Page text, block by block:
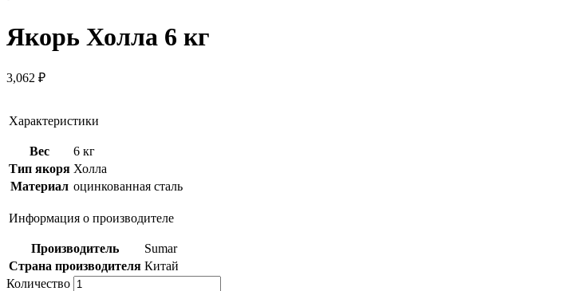
Якорь Холла 6 кг
3,062 ₽
Характеристики
Веc
6 кг
Тип якоря Холла
Материал оцинкованная сталь
Информация о производителе
Производитель
Sumar
Страна производителя Китай
Количество